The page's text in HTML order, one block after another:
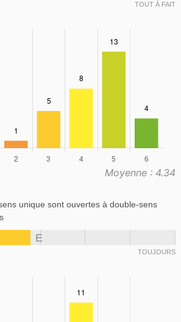
TOUT À FAIT
Moyenne : 4.34
unique sont ouvertes à double-sens
E
TOUJOURS